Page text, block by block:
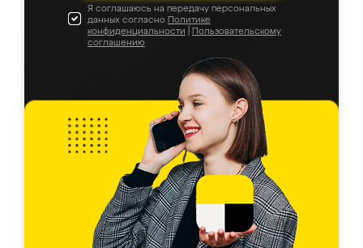
Я соглашаюсь на передачу персональных
данных согласно Политике
конфиденциальности
Пользовательскому
соглашению